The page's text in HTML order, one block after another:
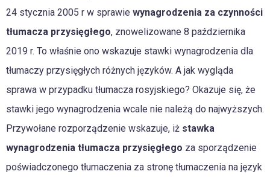
24 stycznia 2005 r w sprawie wynagrodzenia za czynności
tłumacza przysięgłego, znowelizowane 8 października
2019 r. To właśnie ono wskazuje stawki wynagrodzenia dla
tłumaczy przysięgłych różnych języków. A jak wygląda
sprawa w przypadku tłumacza rosyjskiego? Okazuje się, że
stawki jego wynagrodzenia wcale nie należą do najwyższych.
Przywołane rozporządzenie wskazuje, iż stawka
wynagrodzenia tłumacza przysięgłego za sporządzenie
poświadczonego tłumaczenia za stronę tłumaczenia na język